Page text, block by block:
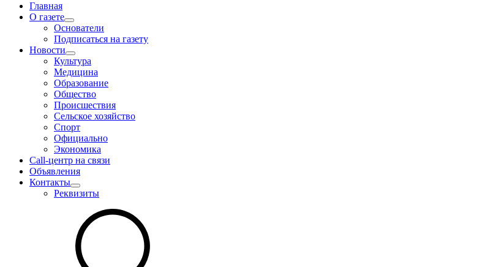
Главная
О газете
Основатели
Подписаться на газету
Новости
Культура
Медицина
Образование
Общество
Происшествия
Сельское хозяйство
Спорт
Официально
Экономика
Call-центр на связи
Объявления
Контакты
Реквизиты